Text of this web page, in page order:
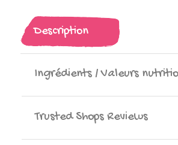
Description
Ingrédients / Valeurs
Trusted Shops Reviews